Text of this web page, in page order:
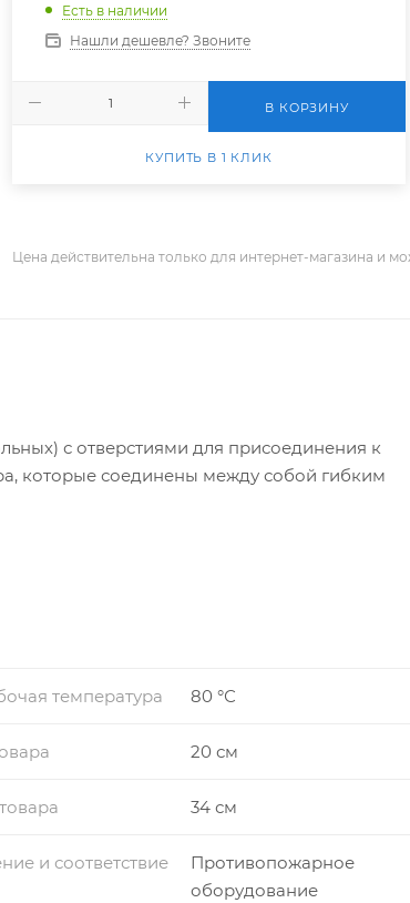
Есть в наличии
Нашли дешевле? Звоните
В КОРЗИНУ
КУПИТЬ В 1 КЛИК
Цена действительна только для интернет-магазина и
с отверстиями для присоединения к
которые соединены между собой гибким
температура 80 °С
20 см
34 см
и соответствие
Противопожарное
оборудование